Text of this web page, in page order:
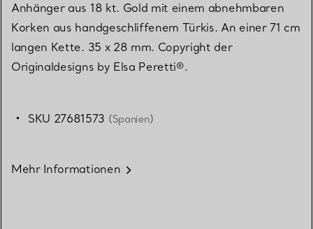
Anhänger aus 18 kt. Gold mit einem abnehmbaren
Korken aus handgeschliffenem Türkis. An einer 71 cm
langen Kette. 35 x 28 mm. Copyright der
Originaldesigns by Elsa Peretti®.
SKU 27681573 (Spanien)
Mehr Informationen